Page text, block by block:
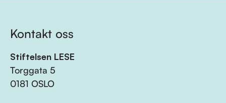
Kontakt oss
Stiftelsen LESE
Torggata 5
0181 OSLO